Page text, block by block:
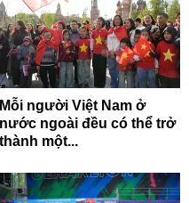
Mỗi người Việt Nam ở
nước ngoài đều có thể trở
thành một...